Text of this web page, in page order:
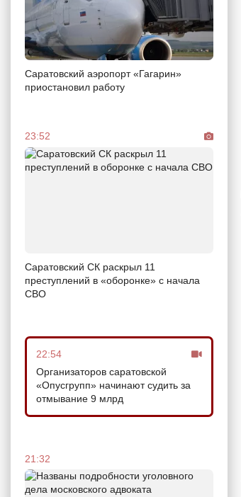
Саратовский аэропорт «Гагарин»
приостановил работу
23:52
Саратовский СК раскрыл 11
преступлений в «оборонке» с начала
СВО
22:54
Организаторов саратовской
«Опусгрупп» начинают судить за
отмывание 9 млрд
21:32